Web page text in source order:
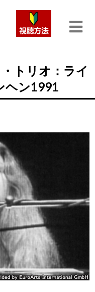
トリオ：ライ
ヘン1991